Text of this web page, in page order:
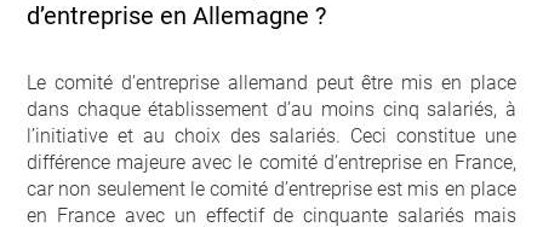
d’entreprise en Allemagne ?
Le comité d’entreprise allemand peut être mis en place
dans chaque établissement d’au moins cinq salariés, à
l’initiative et au choix des salariés. Ceci constitue une
différence majeure avec le comité d’entreprise en France,
car non seulement le comité d’entreprise est mis en place
en France avec un effectif de cinquante salariés mais